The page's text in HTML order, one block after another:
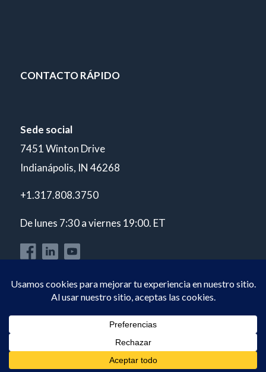
CONTACTO RÁPIDO
Sede social
7451 Winton Drive
Indianápolis, IN 46268
+1.317.808.3750
De lunes 7:30 a viernes 19:00. ET
© Copyright 2026 POLARIS Laboratories®. Todos los derechos
Acreditación ISO 17025 A2LA